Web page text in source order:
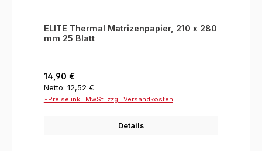
ELITE Thermal Matrizenpapier, 210 x 280
mm 25 Blatt
Regulärer Preis:
14,90 €
Netto: 12,52 €
*Preise inkl. MwSt. zzgl. Versandkosten
Details